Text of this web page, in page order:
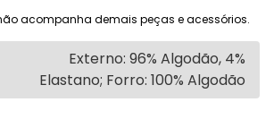
acompanha demais peças e acessórios.
Externo: 96% Algodão, 4%
Elastano; Forro: 100% Algodão